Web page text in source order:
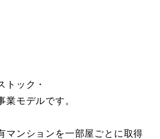
ック・
業モデルです。
マンションを一部屋ごとに取得